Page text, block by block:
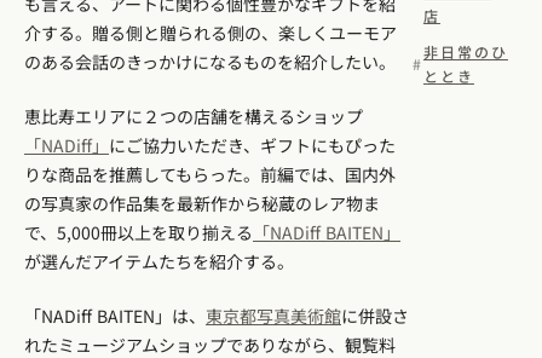
介する。贈る側と贈られる側の、楽しくユーモア
のある会話のきっかけになるものを紹介したい。
恵比寿エリアに２つの店舗を構えるショップ
「NADiff」 にご協力いただき、ギフトにもぴった
りな商品を推薦してもらった。前編では、国内外
の写真家の作品集を最新作から秘蔵のレア物ま
で、5,000冊以上を取り揃える 「NADiff BAITEN 」
が選んだアイテムたちを紹介する。
「NADiff BAITEN」は、 東京都写真美術館に併設さ
れたミュージアムショップでありながら、観覧料
店
非日常のひ
ととき